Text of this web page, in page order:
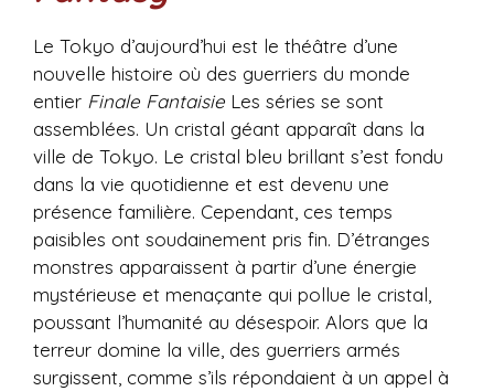
Le Tokyo d’aujourd’hui est le théâtre d’une
nouvelle histoire où des guerriers du monde
entier Finale Fantaisie Les séries se sont
assemblées. Un cristal géant apparaît dans la
ville de Tokyo. Le cristal bleu brillant s’est fondu
dans la vie quotidienne et est devenu une
présence familière. Cependant, ces temps
paisibles ont soudainement pris fin. D’étranges
monstres apparaissent à partir d’une énergie
mystérieuse et menaçante qui pollue le cristal,
poussant l’humanité au désespoir. Alors que la
terreur domine la ville, des guerriers armés
surgissent, comme s’ils répondaient à un appel à